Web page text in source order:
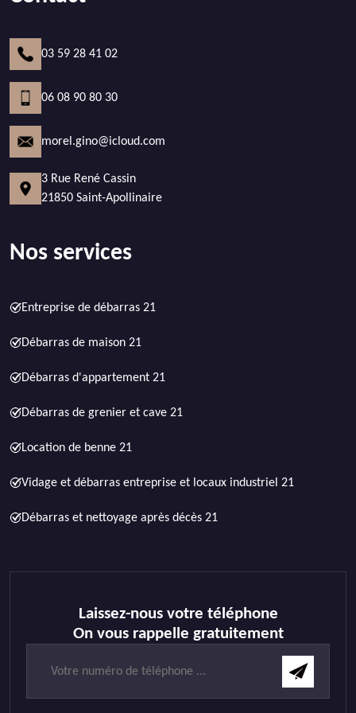
03 59 28 41 02
06 08 90 80 30
morel.gino@icloud.com
3 Rue René Cassin
21850 Saint-Apollinaire
Nos services
Entreprise de débarras 21
Débarras de maison 21
Débarras d'appartement 21
Débarras de grenier et cave 21
Location de benne 21
Vidage et débarras entreprise et locaux industriel 21
Débarras et nettoyage après décès 21
Laissez-nous votre téléphone
On vous rappelle gratuitement